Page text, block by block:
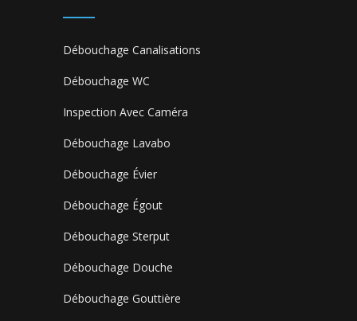
Débouchage Canalisations
Débouchage WC
Inspection Avec Caméra
Débouchage Lavabo
Débouchage Évier
Débouchage Égout
Débouchage Sterput
Débouchage Douche
Débouchage Gouttière